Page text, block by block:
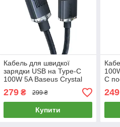
Кабель для швидкої
зарядки USB на Type-C
100W 5A Baseus Crystal
Shine Series (чорний) 1.2м
279₴ 299 ₴
Купити
C
249